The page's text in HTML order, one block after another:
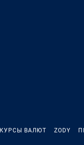
КУРСЫ ВАЛЮТ ZODY